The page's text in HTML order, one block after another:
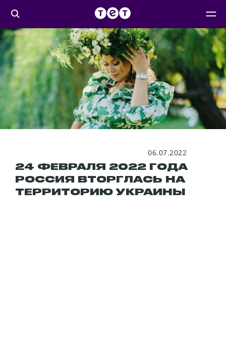
06.07.2022
24 ФЕВРАЛЯ 2022 ГОДА
РОССИЯ ВТОРГЛАСЬ НА
ТЕРРИТОРИЮ УКРАИНЫ